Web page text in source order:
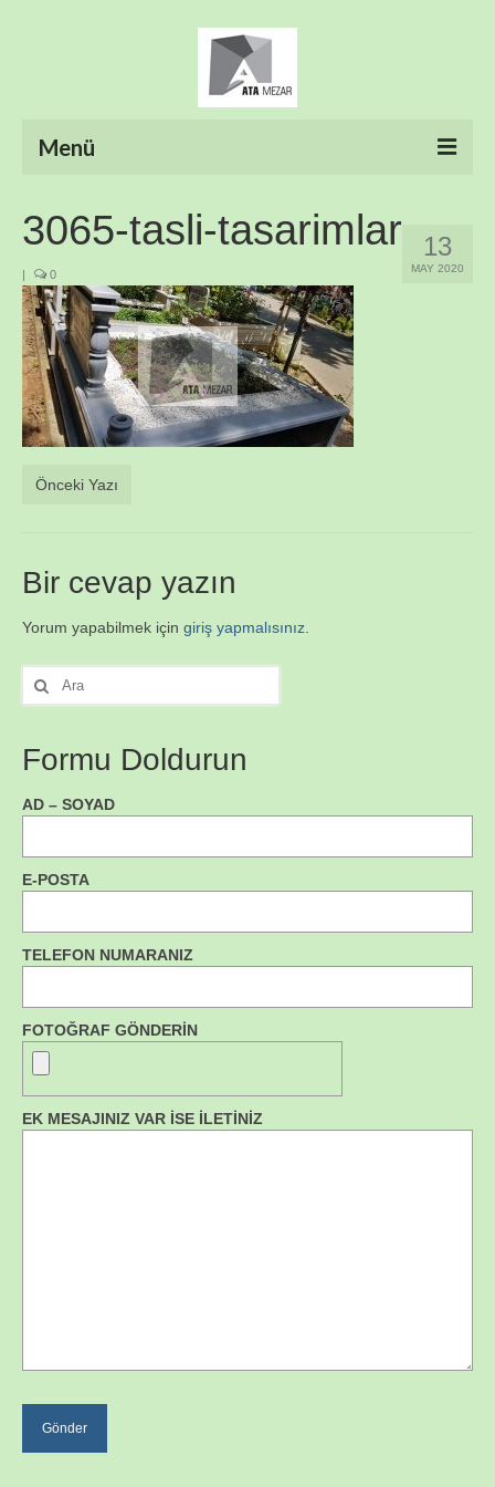
Menü
ÜRÜNLER
HİZMETLERİMİZ
FOTO GALERİ
İLETİŞİM
13
MAY 2020
3065-tasli-tasarimlar
| 0
Önceki Yazı
Bir cevap yazın
Yorum yapabilmek için giriş yapmalısınız
Şunu
ara:
Formu Doldurun
AD – SOYAD
E-POSTA
TELEFON NUMARANIZ
FOTOĞRAF GÖNDERİN
EK MESAJINIZ VAR İSE İLETİNİZ